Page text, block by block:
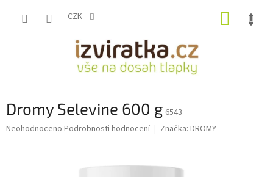
CZK
Dromy Selevine 600 g 6543
Průměrné
Neohodnoceno Podrobnosti hodnocení Značka: DROMY